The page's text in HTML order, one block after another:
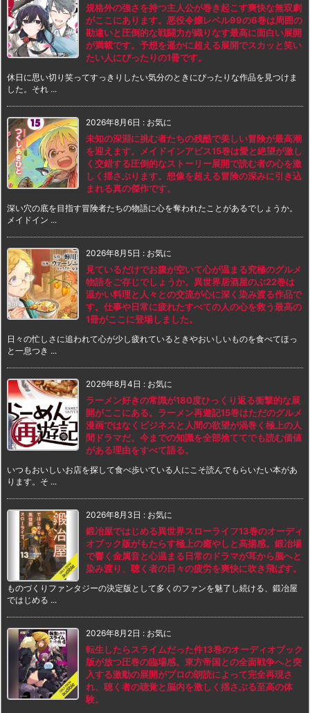
規格外の強さを持つ主人公が巻き起こす爽快な無双劇
がここにあります。悪役令嬢レベル99の6巻は周囲の
勘違いと圧倒的な戦闘力が織りなす最高に面白い展開
が満載です。予想を遥かに超える展開でスカッと笑い
たい人にぴったりの1冊です。
休日に思い切り笑ってすっきりしたい気分のときにぴったりな作品を見つけま
した。それ ...
2026年8月6日 : お気に
未知の深淵に挑む者たちの残酷で美しい冒険が最高潮
を迎えます。メイドインアビス15巻は愛と絶望が激し
く交錯する圧倒的なストーリー展開で読む者の心を激
しく揺さぶります。想像を超える冒険の深みに引き込
まれる真の傑作です。
深い穴の底を目指す冒険者たちの物語に心を奪われたことがあるでしょうか。
メイドイン ...
2026年8月5日 : お気に
見ているだけでお腹が空いて心が温まる究極のグルメ
物語をご存じでしょうか。異世界居酒屋のぶ22巻は
温かい料理と人々との交流が心に深く染み渡る作品で
す。仕事や日常に疲れたすべての人の心を救う最高の
1冊がここに登場しました。
日々の忙しさに追われて心が少し疲れているときやおいしいものを食べてほっ
と一息つき ...
2026年8月4日 : お気に
ラーメン好きの常識が180度ひっくり返る衝撃的な展
開がここにある。ラーメン再遊記15巻はただのグルメ
漫画ではなくビジネスと人間の欲望が渦巻く極上の人
間ドラマだ。今までの知識を全部捨ててでも読む価値
がある理由をすべて語る。
いつもおいしいお店を探して食べ歩いている人にこそ読んでもらいたい本があ
ります。そ ...
2026年8月3日 : お気に
鍛冶屋ではじめる異世界スローライフ13巻のオーディ
オブック版がもたらす極上の癒やしと高揚感。鍛冶場
で響く金属音と心温まる日常のドラマが耳から脳へと
染み渡り、聴く者の日々の疲労を爽快に吹き飛ばす。
ものづくりファンタジーの決定版として多くのファンを魅了し続ける、鍛冶屋
ではじめる ...
2026年8月2日 : お気に
転生したらスライムだった件13巻のオーディオブック
版が放つ圧巻の臨場感。東方帝国との全面戦争へと突
入する激動の展開がプロの朗読によって完全再現さ
れ、聴く者の聴覚と脳内を激しく揺さぶる至高の体
験。